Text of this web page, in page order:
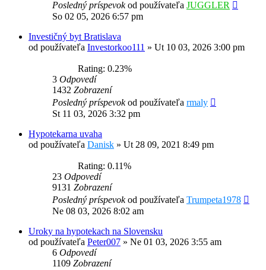
Posledný príspevokod používateľa JUGGLER
So 02 05, 2026 6:57 pm
Investičný byt Bratislava
od používateľa Investorkoo111 » Ut 10 03, 2026 3:00 pm
Rating: 0.23%
3 Odpovedí
1432 Zobrazení
Posledný príspevokod používateľa rmaly
St 11 03, 2026 3:32 pm
Hypotekarna uvaha
od používateľa Danisk » Ut 28 09, 2021 8:49 pm
Rating: 0.11%
23 Odpovedí
9131 Zobrazení
Posledný príspevokod používateľa Trumpeta1978
Ne 08 03, 2026 8:02 am
Uroky na hypotekach na Slovensku
od používateľa Peter007 » Ne 01 03, 2026 3:55 am
6 Odpovedí
1109 Zobrazení